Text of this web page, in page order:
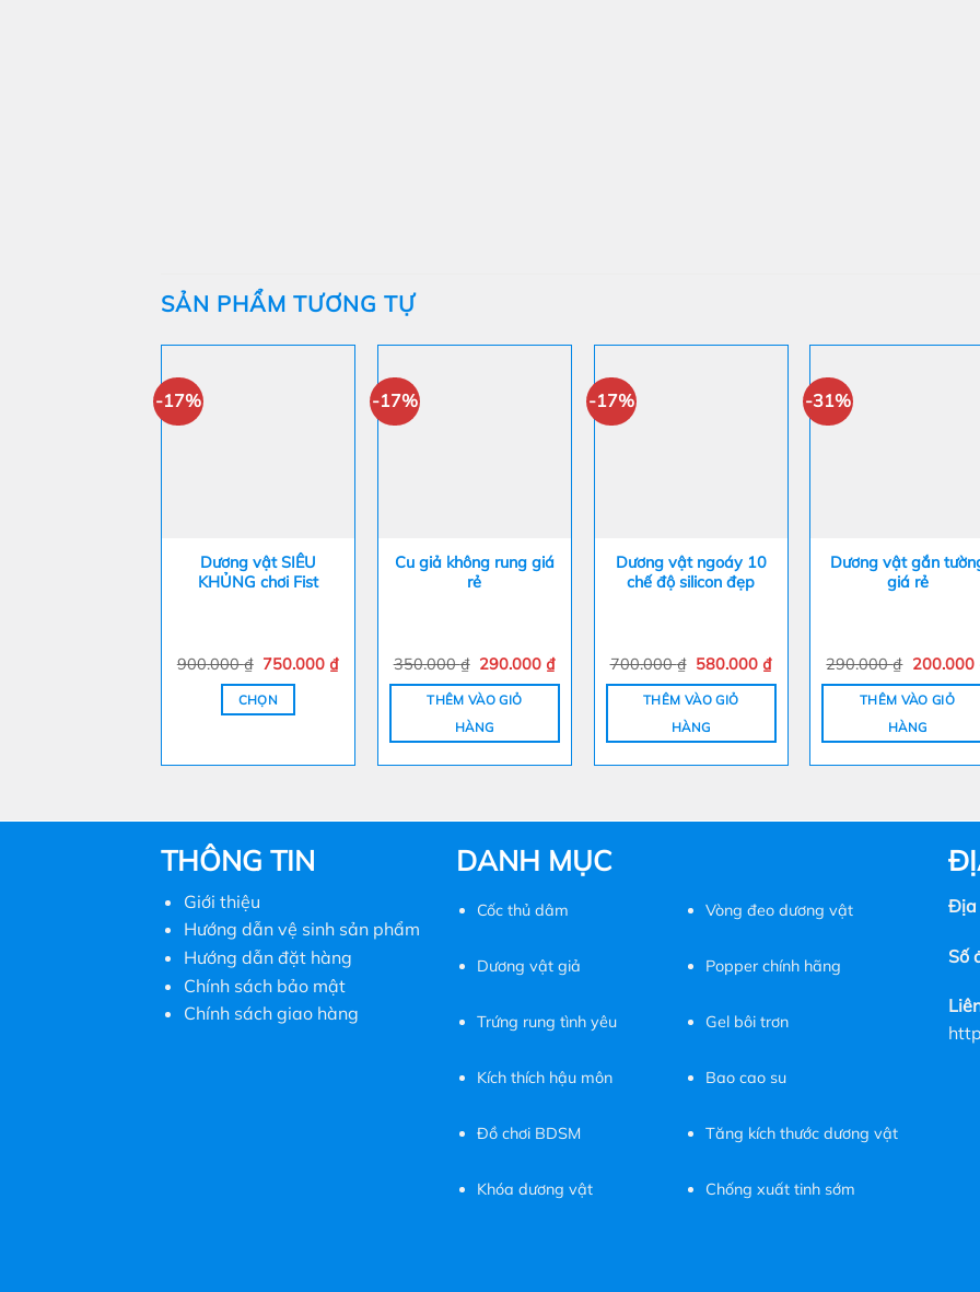
SẢN PHẨM TƯƠNG TỰ
-17%
Dương vật SIÊU
KHỦNG chơi Fist
900.000₫ Giá
là:
900.000 ₫.
750.000 ₫Giá
CHỌN
nhiều
thể.
Các
tùy
chọn
có
thể
-17%
Cu giả không rung giá
rẻ
350.000₫ Giá
là:
350.000 ₫.
290.000 ₫Giá
hiện
THÊM VÀO GIỎ
HÀNG
-17%
Dương vật ngoáy 10
chế độ silicon đẹp
700.000₫ Giá
là:
700.000 ₫.
580.000 ₫Giá
hiện
THÊM VÀO GIỎ
HÀNG
-31%
Dương vật gắn
giá rẻ
290.000₫ Giá
là:
290.000
200.000
THÊM VÀO GIỎ
HÀNG
THÔNG TIN
Giới thiệu
Hướng dẫn vệ sinh sản phẩm
Hướng dẫn đặt hàng
Chính sách bảo mật
Chính sách giao hàng
DANH MỤC
Cốcthủ dâm Vòng đeo dương vật
Dương vật giả Popper chính hãng
Trứng rung tình yêu Gel bôi trơn
Kích thích hậu môn Bao cao su
Đồ chơi BDSM Tăng kích thước dương vật
Khóa dương vật Chống xuất tinh sớm
Địa
Số